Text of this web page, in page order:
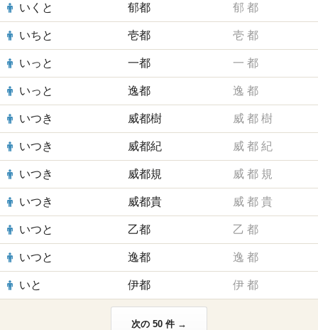
いくと 郁都 郁 都
いちと 壱都 壱 都
いっと 一都 一 都
いっと 逸都 逸 都
いつき 威都樹 威 都 樹
いつき 威都紀 威 都 紀
いつき 威都規 威 都 規
いつき 威都貴 威 都 貴
いつと 乙都 乙 都
いつと 逸都 逸 都
いと 伊都 伊 都
次の 50 件 →